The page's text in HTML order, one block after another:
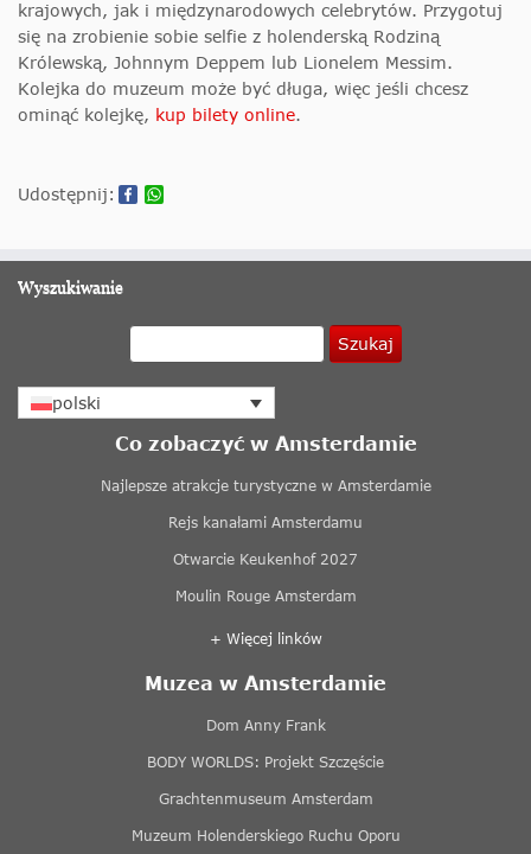
krajowych, jak i międzynarodowych celebrytów. Przygotuj
się na zrobienie sobie selfie z holenderską Rodziną
Królewską, Johnnym Deppem lub Lionelem Messim.
Kolejka do muzeum może być długa, więc jeśli chcesz
ominąć kolejkę, kup bilety online.
Udostępnij:
Wyszukiwanie
Szukaj
polski
Co zobaczyć w Amsterdamie
Najlepsze atrakcje turystyczne w Amsterdamie
Rejs kanałami Amsterdamu
Otwarcie Keukenhof 2027
Moulin Rouge Amsterdam
+ Więcej linków
Muzea w Amsterdamie
Dom Anny Frank
BODY WORLDS: Projekt Szczęście
Grachtenmuseum Amsterdam
Muzeum Holenderskiego Ruchu Oporu